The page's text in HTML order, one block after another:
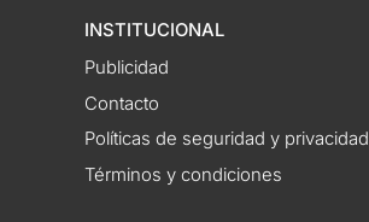
INSTITUCIONAL
Publicidad
Contacto
Políticas de seguridad y privacidad
Términos y condiciones